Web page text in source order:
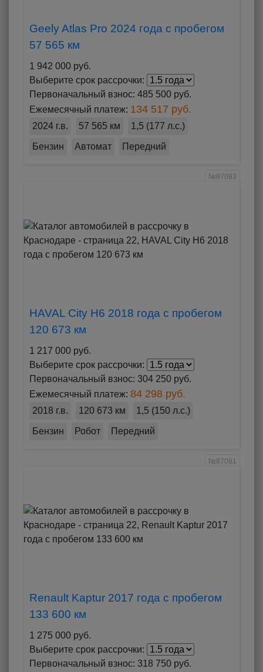
Geely Atlas Pro 2024 года с пробегом
57 565 км
1 942 000 руб.
Выберите срок рассрочки:
Первоначальный взнос: 485 500 руб.
Ежемесячный платеж: 134 517 руб.
2024 г.в. 57 565 км 1,5 (177 л.с.)
Бензин Автомат Передний
№87083
HAVAL City H6 2018 года с пробегом
120 673 км
1 217 000 руб.
Выберите срок рассрочки:
Первоначальный взнос: 304 250 руб.
Ежемесячный платеж: 84 298 руб.
2018 г.в. 120 673 км 1,5 (150 л.с.)
Бензин Робот Передний
№87081
Renault Kaptur 2017 года с пробегом
133 600 км
1 275 000 руб.
Выберите срок рассрочки:
Первоначальный взнос: 318 750 руб.